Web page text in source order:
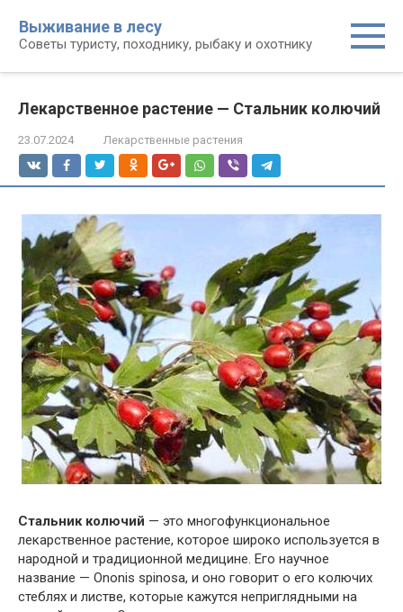
контенту
Выживание в лесу
Советы туристу, походнику, рыбаку и охотнику
Лекарственное растение — Стальник колючий
23.07.2024 Лекарственные растения
Стальник колючий — это многофункциональное
лекарственное растение, которое широко используется в
народной и традиционной медицине. Его научное
название — Ononis spinosa, и оно говорит о его колючих
стеблях и листве, которые кажутся неприглядными на